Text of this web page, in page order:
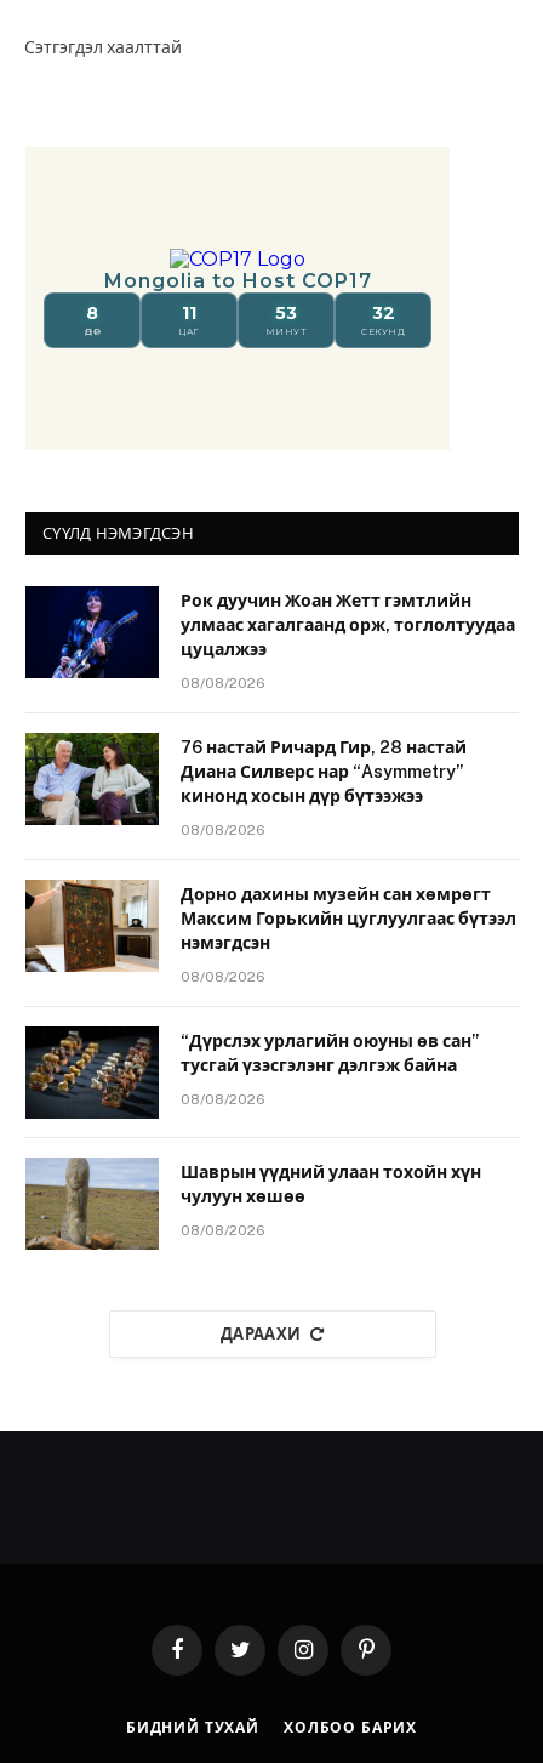
Сэтгэгдэл хаалттай
СҮҮЛД НЭМЭГДСЭН
Рок дуучин Жоан Жетт гэмтлийн
улмаас хагалгаанд орж, тоглолтуудаа
цуцалжээ
08/08/2026
76 настай Ричард Гир, 28 настай
Диана Силверс нар “Asymmetry”
кинонд хосын дүр бүтээжээ
08/08/2026
Дорно дахины музейн сан хөмрөгт
Максим Горькийн цуглуулгаас бүтээл
нэмэгдсэн
08/08/2026
“Дүрслэх урлагийн оюуны өв сан”
тусгай үзэсгэлэнг дэлгэж байна
08/08/2026
Шаврын үүдний улаан тохойн хүн
чулуун хөшөө
08/08/2026
ДАРААХИ
FacebookTwitter InstagramPinterest
БИДНИЙ ТУХАЙ ХОЛБОО БАРИХ